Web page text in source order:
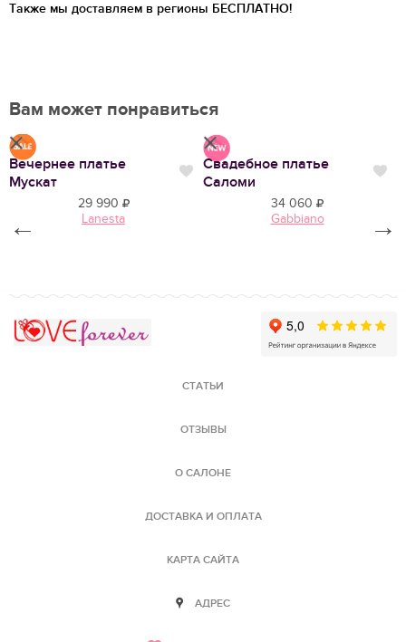
Также мы доставляем в регионы БЕСПЛАТНО!
Вам может понравиться
Нравится
Вечернее платье
Мускат
Нравится
29 990
Lanesta
Свадебное платье
Саломи
34 060
Gabbiano
← →
СТАТЬИ
ОТЗЫВЫ
О САЛОНЕ
ДОСТАВКА И ОПЛАТА
КАРТА САЙТА
АДРЕС